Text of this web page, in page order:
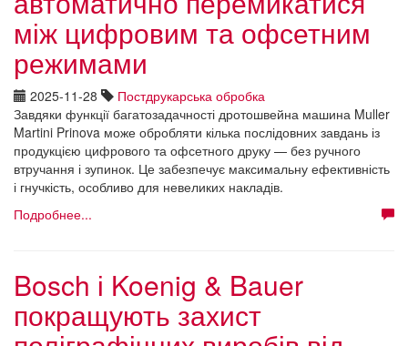
між цифровим та офсетним
режимами
2025-11-28
Постдрукарська обробка
Завдяки функції багатозадачності дротошвейна машина Muller
Martini Prinova може обробляти кілька послідовних завдань із
продукцією цифрового та офсетного друку — без ручного
втручання і зупинок. Це забезпечує максимальну ефективність
і гнучкість, особливо для невеликих накладів.
Подробнее...
Bosch і Koenig & Bauer
покращують захист